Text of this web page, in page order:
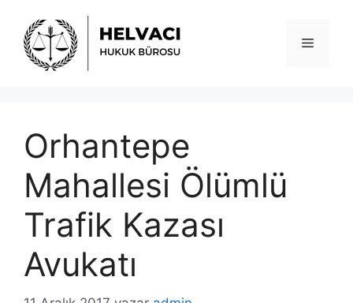
Menü
Orhantepe
Mahallesi Ölümlü
Trafik Kazası
Avukatı